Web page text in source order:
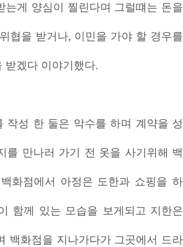
는게 양심이 찔린다며 그럴떄는 돈을
협을 받거나, 이민을 가야 할 경우를
받겠다 이야기했다.
작성 한 둘은 악수를 하며 계약을 성
를 만나러 가기 전 옷을 사기위해 백
화점에서 아정은 도한과 쇼핑을 하
함께 있는 모습을 보게되고 지한은
백화점을 지나가다가 그곳에서 드라